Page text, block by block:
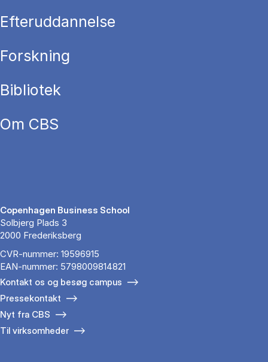
Efteruddannelse
Forskning
Bibliotek
Om CBS
Copenhagen Business School
Solbjerg Plads 3
2000 Frederiksberg
CVR-nummer: 19596915
EAN-nummer: 5798009814821
Kontakt os og besøg campus
Pressekontakt
Nyt fra CBS
Til virksomheder